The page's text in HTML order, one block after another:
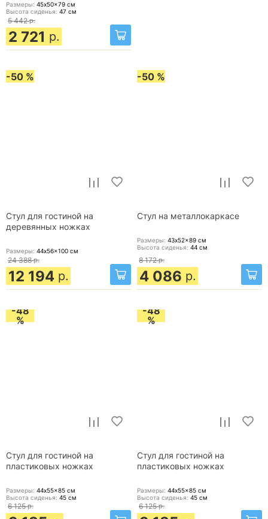
Размеры: 45x50x79 см
Высота сиденья: 47 см
5 442 р.
2 721 р.
-50 %
Стул для гостиной на
деревянных ножках
Размеры: 44x56x100 см
24 388 р.
12 194 р.
-50 %
Стул на металлокаркасе
Размеры: 43x52x89 см
Высота сиденья: 44 см
8 172 р.
4 086 р.
-48
%
Стул для гостиной на
пластиковых ножках
Размеры: 44x55x85 см
Высота сиденья: 45 см
6 125 р.
-48
%
Стул для гостиной на
пластиковых ножках
Размеры: 44x55x85 см
Высота сиденья: 45 см
6 125 р.